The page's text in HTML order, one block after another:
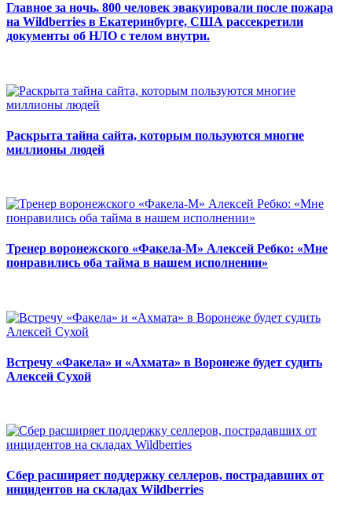
Главное за ночь. 800 человек эвакуировали после пожара
на Wildberries в Екатеринбурге, США рассекретили
документы об НЛО с телом внутри.
Раскрыта тайна сайта, которым пользуются многие
миллионы людей
Тренер воронежского «Факела-М» Алексей Ребко: «Мне
понравились оба тайма в нашем исполнении»
Встречу «Факела» и «Ахмата» в Воронеже будет судить
Алексей Сухой
Сбер расширяет поддержку селлеров, пострадавших от
инцидентов на складах Wildberries